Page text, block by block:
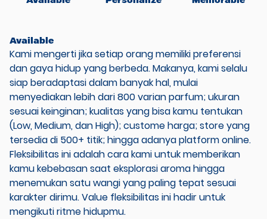
Available
Kami mengerti jika setiap orang memiliki preferensi
dan gaya hidup yang berbeda. Makanya, kami selalu
siap beradaptasi dalam banyak hal, mulai
menyediakan lebih dari 800 varian parfum; ukuran
sesuai keinginan; kualitas yang bisa kamu tentukan
(Low, Medium, dan High); custome harga; store yang
tersedia di 500+ titik; hingga adanya platform online.
Fleksibilitas ini adalah cara kami untuk memberikan
kamu kebebasan saat eksplorasi aroma hingga
menemukan satu wangi yang paling tepat sesuai
karakter dirimu. Value fleksibilitas ini hadir untuk
mengikuti ritme hidupmu.